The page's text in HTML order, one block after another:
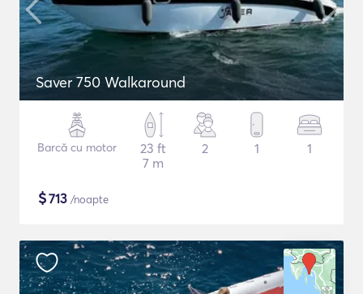
Saver 750 Walkaround
Barcă cu motor
23 ft
7 m
2 1 1
$713 /noapte